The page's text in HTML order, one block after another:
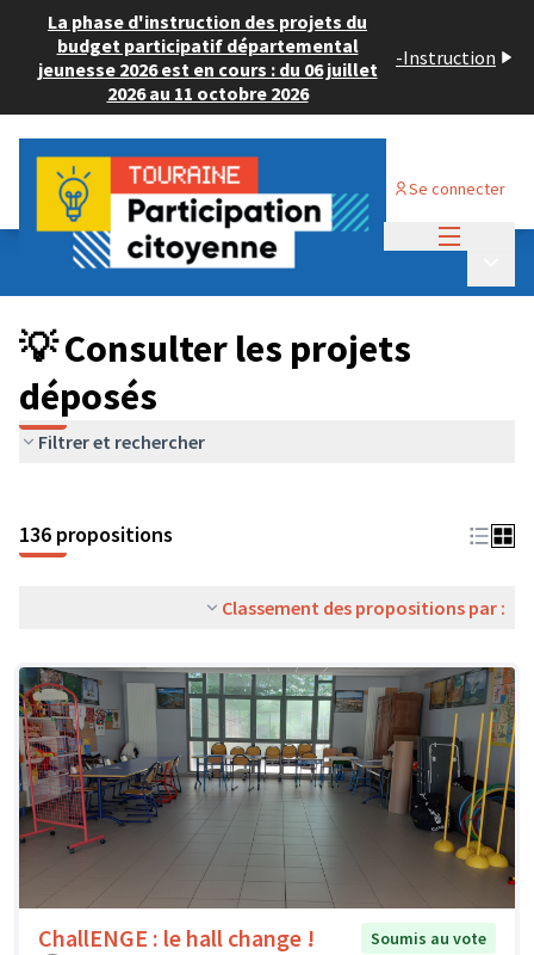
La phase d'instruction des projets du
budget participatif départemental
jeunesse 2026 est en cours : du 06 juillet
2026 au 11 octobre 2026
-Instruction
Se connecter
Budget Participatif JEUNESSE 2024
💡 Consulter les projets déposés
💡 Consulter les projets
déposés
Filtrer et rechercher
136 propositions
Classement des propositions par :
ChallENGE : le hall change !
Soumis au vote